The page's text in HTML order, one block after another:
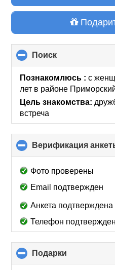
Поиск
to
collapse
contents
Познакомлюсь :с
лет в районе
Цель знакомства:
встреча
Верификация
Фото проверены
Email подтвержден
Анкета подтверждена
Телефон подтвержден
Подарки
to